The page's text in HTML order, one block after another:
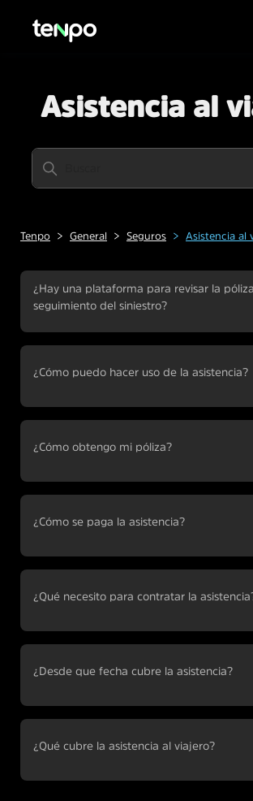
Asistencia al
Tenpo General Seguros Asistencia al
¿Hay una plataforma para revisar la
seguimiento del siniestro?
¿Cómo puedo hacer uso de la asistencia?
¿Cómo obtengo mi póliza?
¿Cómo se paga la asistencia?
¿Qué necesito para contratar la
¿Desde que fecha cubre la asistencia?
¿Qué cubre la asistencia al viajero?